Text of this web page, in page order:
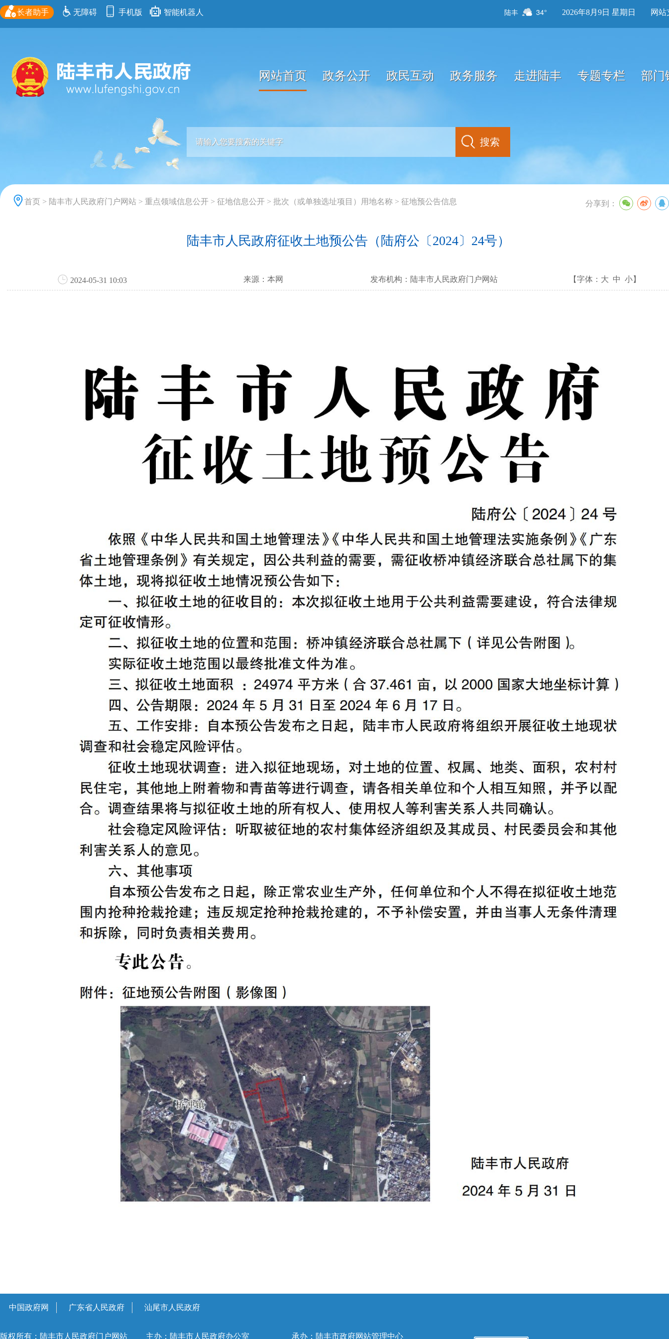
长者助手 无障碍 手机版 智能机器人 陆丰 34° 2026年8月9日 星期日 网站
网站首页 政务公开 政民互动 政务服务 走进陆丰 专题专栏 部门
首页 > 陆丰市人民政府门户网站 > 重点领域信息公开 > 征地信息公开 > 批次（或单独选址项目）用地名称 > 征地预公告信息 分享到：
陆丰市人民政府征收土地预公告（陆府公〔2024〕24号）
2024-05-31 10:03 来源： 本网 发布机构： 陆丰市人民政府门户网站 【字体： 大 中 小】
中国政府网 广东省人民政府 汕尾市人民政府
版权所有：陆丰市人民政府门户网站 主办：陆丰市人民政府办公室 承办：陆丰市政府网站管理中心